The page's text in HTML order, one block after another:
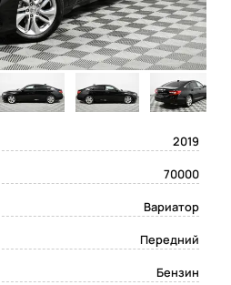
2019
70000
Вариатор
Передний
Бензин